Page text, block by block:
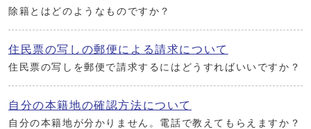
除籍とはどのようなものですか？
住民票の写しの郵便による請求について
住民票の写しを郵便で請求するにはどうすればいいですか？
自分の本籍地の確認方法について
自分の本籍地が分かりません。電話で教えてもらえますか？